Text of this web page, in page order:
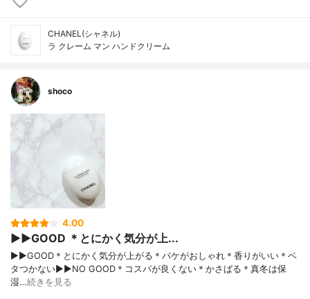
CHANEL(シャネル)
ラ クレーム マン ハンドクリーム
shoco
4.00
▶︎▶︎GOOD ＊とにかく気分が上...
▶︎▶︎GOOD＊とにかく気分が上がる＊パケがおしゃれ＊香りがいい＊ベ
タつかない▶︎▶︎NO GOOD＊コスパが良くない＊かさばる＊真冬は保
湿…続きを見る